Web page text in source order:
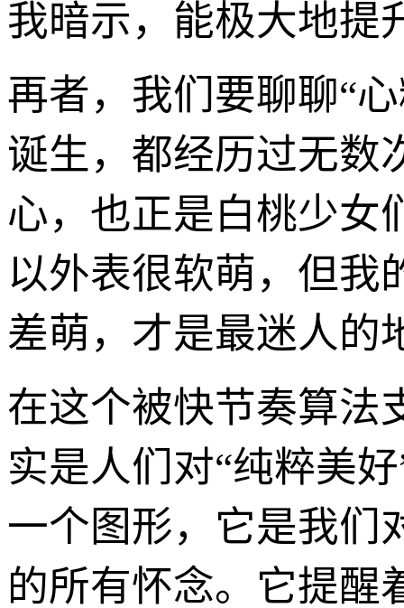
我暗示，能极大地提
再者，我们要聊聊“
诞生，都经历过无数
心，也正是白桃少
以外表很软萌，但我
差萌，才是最迷人的
在这个被快节奏算法
实是人们对“纯粹美
一个图形，它是我们
的所有怀念。它提醒